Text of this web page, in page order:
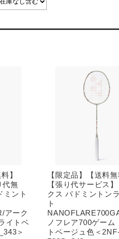
】
代無
ミント
アーク
イトベ
＞
【限定品】【送料無
【張り代サービス
クス バドミントン
ト
ノフレア700ゲー
トベージュ色＜